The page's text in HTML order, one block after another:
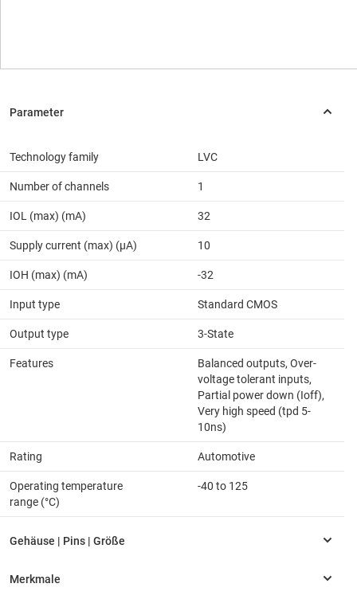
Technology family LVC
Number of channels 1
IOL (max) (mA) 32
Supply current (max) (µA) 10
IOH (max) (mA) -32
Input type Standard CMOS
Output type 3-State
Features
Balanced outputs, Over-
voltage tolerant inputs,
Partial power down (Ioff),
Very high speed (tpd 5-
10ns)
Rating Automotive
Operating temperature
range (°C)
-40 to 125